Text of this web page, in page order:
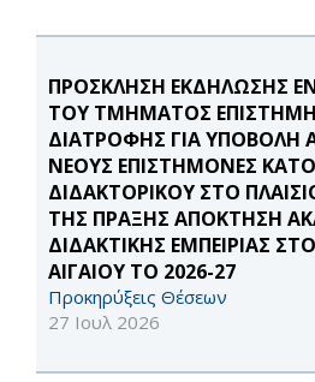
ΠΡΟΣΚΛΗΣΗ ΕΚΔΗΛΩΣΗΣ
ΤΟΥ ΤΜΗΜΑΤΟΣ
ΔΙΑΤΡΟΦΗΣ ΓΙΑ ΥΠΟΒΟΛΗ
ΝΕΟΥΣ ΕΠΙΣΤΗΜΟΝΕΣ
ΔΙΔΑΚΤΟΡΙΚΟΥ ΣΤΟ
ΤΗΣ ΠΡΑΞΗΣ ΑΠΟΚΤΗΣΗ
ΔΙΔΑΚΤΙΚΗΣ ΕΜΠΕΙΡΙΑΣ
ΑΙΓΑΙΟΥ ΤΟ 2026-27
Προκηρύξεις Θέσεων
27 Ιουλ 2026